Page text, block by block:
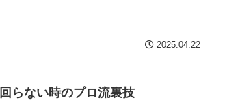
2025.04.22
らない時のプロ流裏技